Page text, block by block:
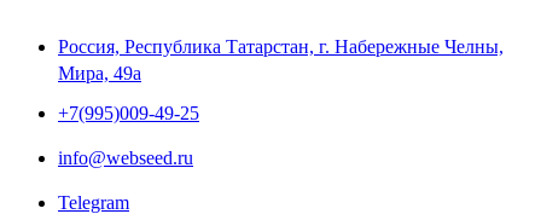
Россия, Республика Татарстан, г. Набережные Челны,
Мира, 49a
+7(995)009-49-25
info@webseed.ru
Telegram